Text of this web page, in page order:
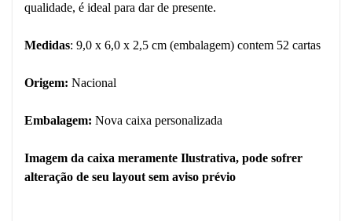
qualidade, é ideal para dar de presente.
Medidas: 9,0 x 6,0 x 2,5 cm (embalagem) contem 52 cartas
Origem: Nacional
Embalagem: Nova caixa personalizada
Imagem da caixa meramente Ilustrativa, pode sofrer
alteração de seu layout sem aviso prévio